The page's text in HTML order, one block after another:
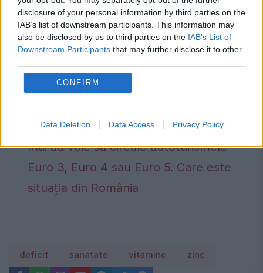
disclosure of your personal information by third parties on the
IAB’s list of downstream participants. This information may
also be disclosed by us to third parties on the IAB’s List of
Downstream Participants that may further disclose it to other
CONFIRM
Data Deletion Data Access Privacy Policy
doc.ro.
Alocația după 18 ani. Copiii majori care
mai primesc bani de la stat în 2026.
Condiția obligatorie prevăzută de lege
Mașini interzise în Europa. Lista
completă a țărilor și orașelor în care nu
mai au voie să circule autoturismele
Euro 3, Euro 4 sau Euro 5. Care este
situația din România
deficit sanatate vitamine zinc